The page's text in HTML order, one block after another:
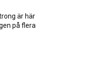
är här
på flera